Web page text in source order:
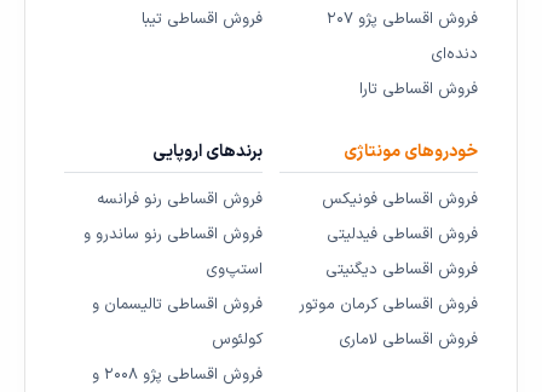
فروش اقساطی پژو ۲۰۷
دنده‌ای
فروش اقساطی تارا
فروش اقساطی تیبا
خودروهای مونتاژی
فروش اقساطی فونیکس
فروش اقساطی فیدلیتی
فروش اقساطی دیگنیتی
فروش اقساطی کرمان موتور
فروش اقساطی لاماری
برندهای اروپایی
فروش اقساطی رنو فرانسه
فروش اقساطی رنو ساندرو و
استپ‌وی
فروش اقساطی تالیسمان و
کولئوس
فروش اقساطی پژو ۲۰۰۸ و